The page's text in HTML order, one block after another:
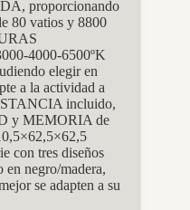
proporcionando
80 vatios y 8800
4000-6500ºK
elegir en
a la actividad a
incluido,
y MEMORIA de
con tres diseños
en negro/madera,
se adapten a su